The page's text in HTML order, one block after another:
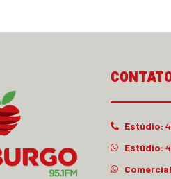
Estúdio:
Estúdio: